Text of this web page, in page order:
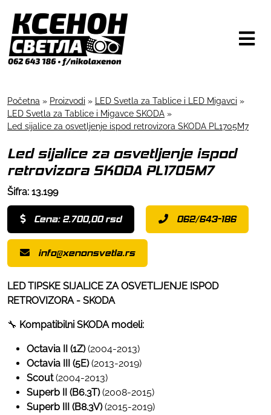
Početna » Proizvodi » LED Svetla za Tablice i LED Migavci »
LED Svetla za Tablice i Migavce SKODA »
Led sijalice za osvetljenje ispod retrovizora SKODA PL1705M7
Led sijalice za osvetljenje ispod
retrovizora SKODA PL1705M7
Šifra: 13.199
Cena: 2.700,00 rsd 062/643-186
info@xenonsvetla.rs
LED TIPSKE SIJALICE ZA OSVETLJENJE ISPOD
RETROVIZORA - SKODA
🔧 Kompatibilni SKODA modeli:
Octavia II (1Z)(2004-2013)
Octavia III (5E)(2013-2019)
Scout(2004-2013)
Superb II (B6.3T)(2008-2015)
Superb III (B8.3V)(2015-2019)